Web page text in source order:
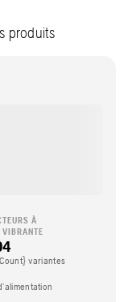
produits
À
VIBRANTE
variantes